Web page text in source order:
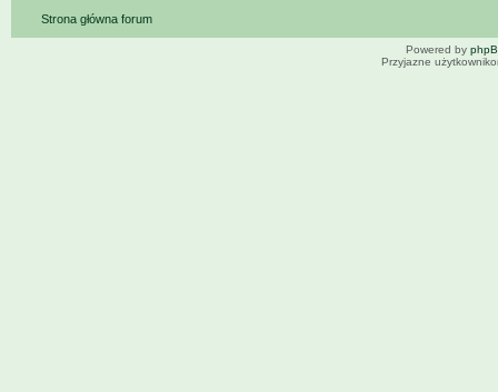
Strona główna forum
Powered by
Przyjazne